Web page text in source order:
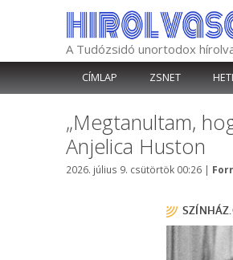
A Tudózsidó unortodox
CÍMLAP ZSNET
„Megtanultam,
Anjelica Huston
2026. július 9. csütörtök 00:26 |